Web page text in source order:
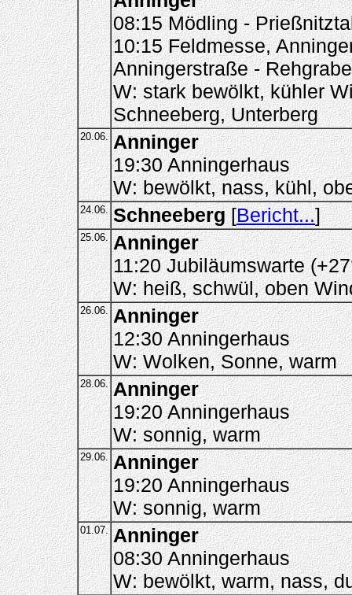
08:15 Mödling -
10:15 Feldmesse,
Anningerstraße -
W: stark bewölkt, kühler
Schneeberg, Unterberg
20.06. Anninger
19:30 Anningerhaus
W: bewölkt, nass, kühl,
24.06. Schneeberg[Bericht...]
25.06. Anninger
11:20 Jubiläumswarte
W: heiß, schwül, oben
26.06. Anninger
12:30 Anningerhaus
W: Wolken, Sonne, warm
28.06. Anninger
19:20 Anningerhaus
W: sonnig, warm
29.06. Anninger
19:20 Anningerhaus
W: sonnig, warm
01.07. Anninger
08:30 Anningerhaus
W: bewölkt, warm, nass,